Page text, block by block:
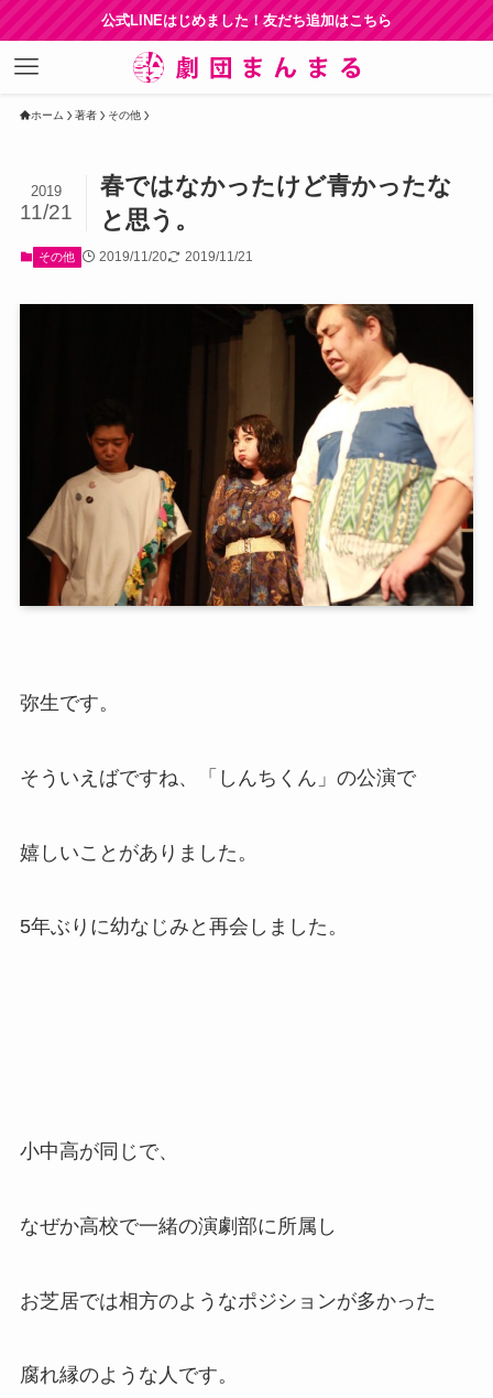
公式LINEはじめました！友だち追加はこちら
ホーム 著者 その他
春ではなかったけど青かったな
と思う。
2019
11/21
その他 2019/11/20 2019/11/21
弥生です。
そういえばですね、「しんちくん」の公演で
嬉しいことがありました。
5年ぶりに幼なじみと再会しました。
小中高が同じで、
なぜか高校で一緒の演劇部に所属し
お芝居では相方のようなポジションが多かった
腐れ縁のような人です。